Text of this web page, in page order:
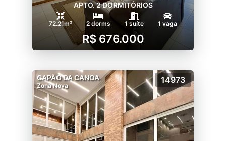
APTO. 2 DORMITÓRIOS
72.21m² 2 dorms 1 suíte 1 vaga
R$ 676.000
CAPÃO DA CANOA
Zona Nova
14973